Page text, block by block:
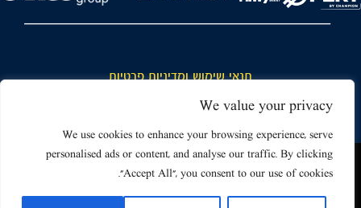
We value your privacy
We use cookies to enhance your browsing experience, serve
personalised ads or content, and analyse our traffic. By clicking
"Accept All", you consent to our use of cookies.
תנאי שימוש ומדיניות פרטיות
כללי כניסה והתנהגות באצטדיון ותנאי שימוש בכרטיסים
דרושים
צור קשר
האתר שאתה גולש בו עשוי להשתמש בעוגיות (קוקיז) ובטכנולוגיות דומות.
על ידי כניסה לאתר אתה מאשר את תנאי השימוש הכוללים שימוש בעוגיות
(קוקיז).